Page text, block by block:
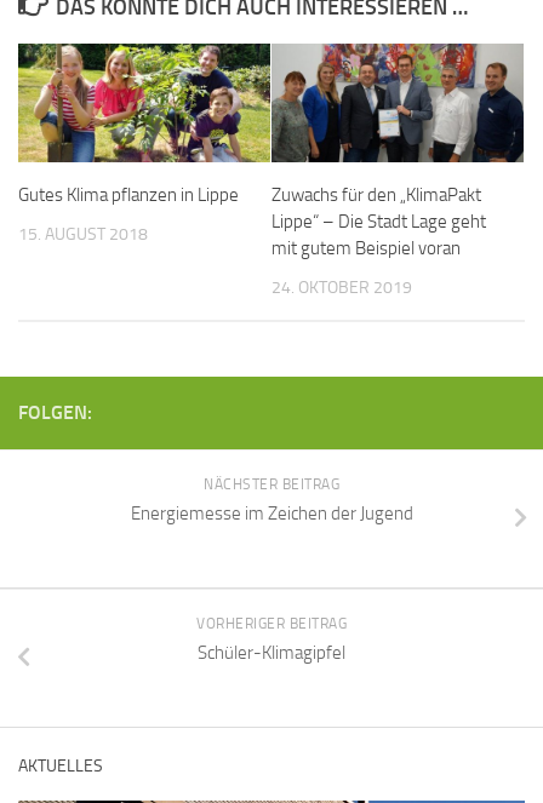
DAS KÖNNTE DICH AUCH INTERESSIEREN …
Gutes Klima pflanzen in Lippe
15. AUGUST 2018
Zuwachs für den „KlimaPakt
Lippe“ – Die Stadt Lage geht
mit gutem Beispiel voran
24. OKTOBER 2019
FOLGEN:
NÄCHSTER BEITRAG
Energiemesse im Zeichen der Jugend
VORHERIGER BEITRAG
Schüler-Klimagipfel
AKTUELLES